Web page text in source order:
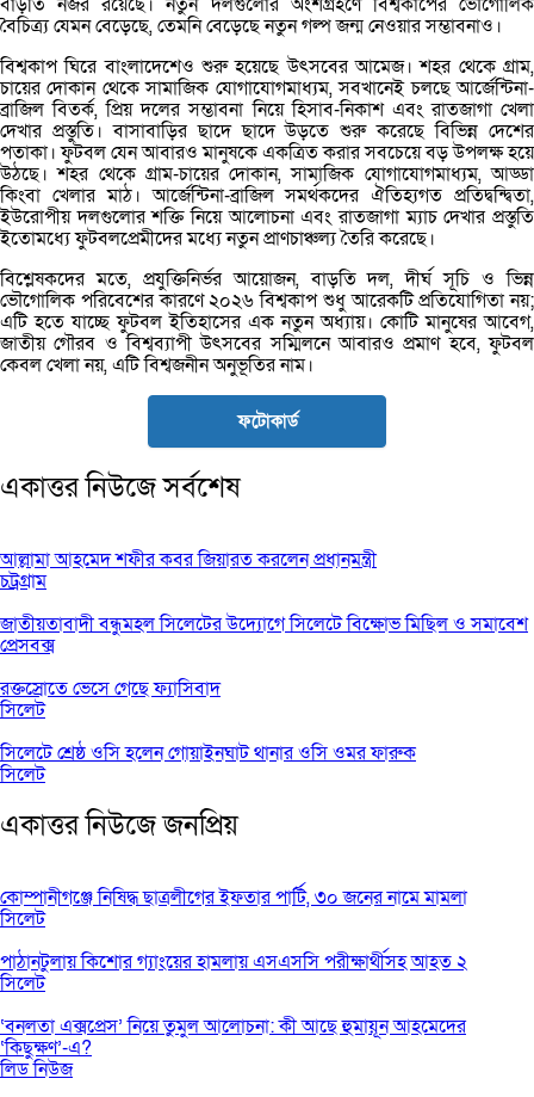
বৈচিত্র্য যেমন বেড়েছে, তেমনি বেড়েছে নতুন গল্প জন্ম নেওয়ার সম্ভাবনাও।
বিশ্বকাপ ঘিরে বাংলাদেশেও শুরু হয়েছে উৎসবের আমেজ। শহর থেকে গ্রাম,
চায়ের দোকান থেকে সামাজিক যোগাযোগমাধ্যম, সবখানেই চলছে আর্জেন্টিনা-
ব্রাজিল বিতর্ক, প্রিয় দলের সম্ভাবনা নিয়ে হিসাব-নিকাশ এবং রাতজাগা খেলা
দেখার প্রস্তুতি। বাসাবাড়ির ছাদে ছাদে উড়তে শুরু করেছে বিভিন্ন দেশের
পতাকা। ফুটবল যেন আবারও মানুষকে একত্রিত করার সবচেয়ে বড় উপলক্ষ হয়ে
উঠছে। শহর থেকে গ্রাম-চায়ের দোকান, সামাজিক যোগাযোগমাধ্যম, আড্ডা
কিংবা খেলার মাঠ। আর্জেন্টিনা-ব্রাজিল সমর্থকদের ঐতিহ্যগত প্রতিদ্বন্দ্বিতা,
ইউরোপীয় দলগুলোর শক্তি নিয়ে আলোচনা এবং রাতজাগা ম্যাচ দেখার প্রস্তুতি
ইতোমধ্যে ফুটবলপ্রেমীদের মধ্যে নতুন প্রাণচাঞ্চল্য তৈরি করেছে।
বিশ্লেষকদের মতে, প্রযুক্তিনির্ভর আয়োজন, বাড়তি দল, দীর্ঘ সূচি ও ভিন্ন
ভৌগোলিক পরিবেশের কারণে ২০২৬ বিশ্বকাপ শুধু আরেকটি প্রতিযোগিতা নয়;
এটি হতে যাচ্ছে ফুটবল ইতিহাসের এক নতুন অধ্যায়। কোটি মানুষের আবেগ,
জাতীয় গৌরব ও বিশ্বব্যাপী উৎসবের সম্মিলনে আবারও প্রমাণ হবে, ফুটবল
কেবল খেলা নয়, এটি বিশ্বজনীন অনুভূতির নাম।
ফটোকার্ড
একাত্তর নিউজে সর্বশেষ
আল্লামা আহমেদ শফীর কবর জিয়ারত করলেন প্রধানমন্ত্রী
চট্রগ্রাম
জাতীয়তাবাদী বন্ধুমহল সিলেটের উদ্যোগে সিলেটে বিক্ষোভ মিছিল ও সমাবেশ
প্রেসবক্স
রক্তস্রোতে ভেসে গেছে ফ্যাসিবাদ
সিলেট
সিলেটে শ্রেষ্ঠ ওসি হলেন গোয়াইনঘাট থানার ওসি ওমর ফারুক
সিলেট
একাত্তর নিউজে জনপ্রিয়
কোম্পানীগঞ্জে নিষিদ্ধ ছাত্রলীগের ইফতার পার্টি, ৩০ জনের নামে মামলা
সিলেট
পাঠানটুলায় কিশোর গ্যাংয়ের হামলায় এসএসসি পরীক্ষার্থীসহ আহত ২
সিলেট
‘বনলতা এক্সপ্রেস’ নিয়ে তুমুল আলোচনা: কী আছে হুমায়ূন আহমেদের
‘কিছুক্ষণ’-এ?
লিড নিউজ